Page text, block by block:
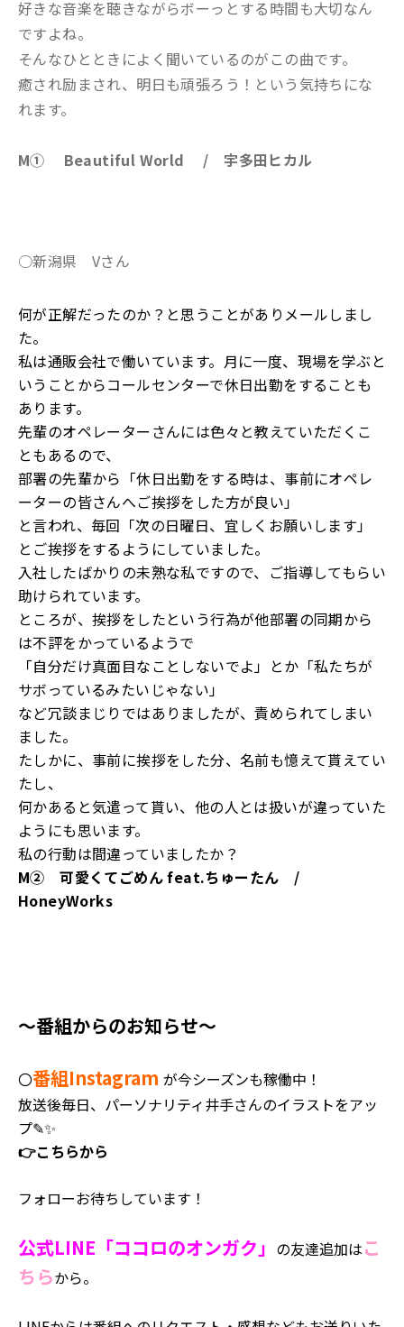
好きな音楽を聴きながらボーっとする時間も大切なん
ですよね。
そんなひとときによく聞いているのがこの曲です。
癒され励まされ、明日も頑張ろう！という気持ちにな
れます。
M① Beautiful World / 宇多田ヒカル
○新潟県 Vさん
何が正解だったのか？と思うことがありメールしまし
た。
私は通販会社で働いています。月に一度、現場を学ぶと
いうことからコールセンターで休日出勤をすることも
あります。
先輩のオペレーターさんには色々と教えていただくこ
ともあるので、
部署の先輩から「休日出勤をする時は、事前にオペレ
ーターの皆さんへご挨拶をした方が良い」
と言われ、毎回「次の日曜日、宜しくお願いします」
とご挨拶をするようにしていました。
入社したばかりの未熟な私ですので、ご指導してもらい
助けられています。
ところが、挨拶をしたという行為が他部署の同期から
は不評をかっているようで
「自分だけ真面目なことしないでよ」とか「私たちが
サボっているみたいじゃない」
など冗談まじりではありましたが、責められてしまい
ました。
たしかに、事前に挨拶をした分、名前も憶えて貰えてい
たし、
何かあると気遣って貰い、他の人とは扱いが違っていた
ようにも思います。
私の行動は間違っていましたか？
M② 可愛くてごめん feat.ちゅーたん /
HoneyWorks
～番組からのお知らせ～
〇番組Instagram が今シーズンも稼働中！
放送後毎日、パーソナリティ井手さんのイラストをアッ
プ✎✨
👉こちらから
フォローお待ちしています！
公式LINE「ココロのオンガク」 の友達追加はこ
ちらから。